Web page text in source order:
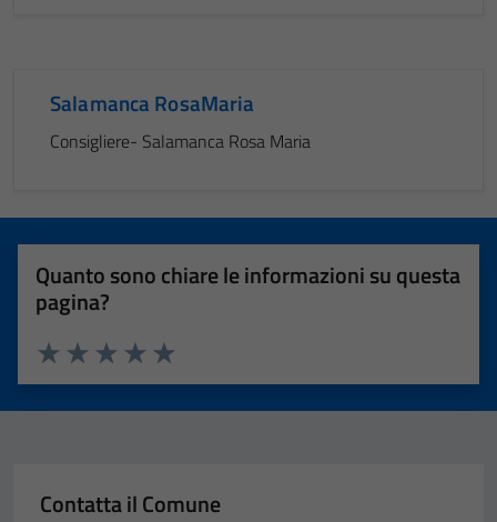
Salamanca RosaMaria
Consigliere- Salamanca Rosa Maria
Quanto sono chiare le informazioni su questa
pagina?
Valuta 5 stelle su 5
Valuta 4 stelle su 5
Valuta 3 stelle su 5
Valuta 2 stelle su 5
Valuta 1 stelle su 5
Contatta il Comune